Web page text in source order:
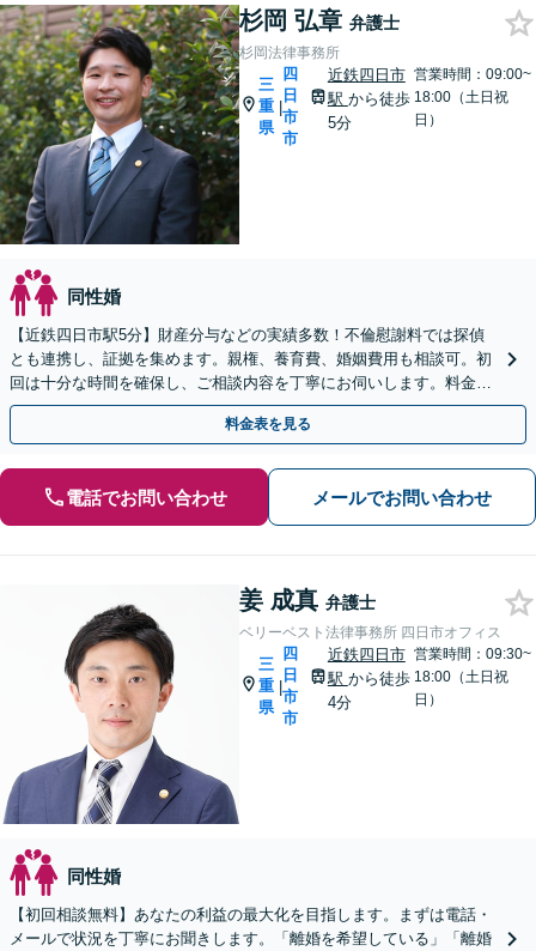
杉岡 弘章 弁護士
杉岡法律事務所
三
重
県
|
四
日
市
市
近鉄四日市
駅 から徒歩
5分
営業時間：09:00~
18:00（土日祝
日）
同性婚
【近鉄四日市駅5分】財産分与などの実績多数！不倫慰謝料では探偵
とも連携し、証拠を集めます。親権、養育費、婚姻費用も相談可。初
回は十分な時間を確保し、ご相談内容を丁寧にお伺いします。料金に
ついても納得いただけるまで丁寧にご説明いたします。
料金表を見る
電話でお問い合わせ メールでお問い合わせ
姜 成真 弁護士
ベリーベスト法律事務所 四日市オフィス
三
重
県
|
四
日
市
市
近鉄四日市
駅 から徒歩
4分
営業時間：09:30~
18:00（土日祝
日）
同性婚
【初回相談無料】あなたの利益の最大化を目指します。まずは電話・
メールで状況を丁寧にお聞きします。「離婚を希望している」「離婚